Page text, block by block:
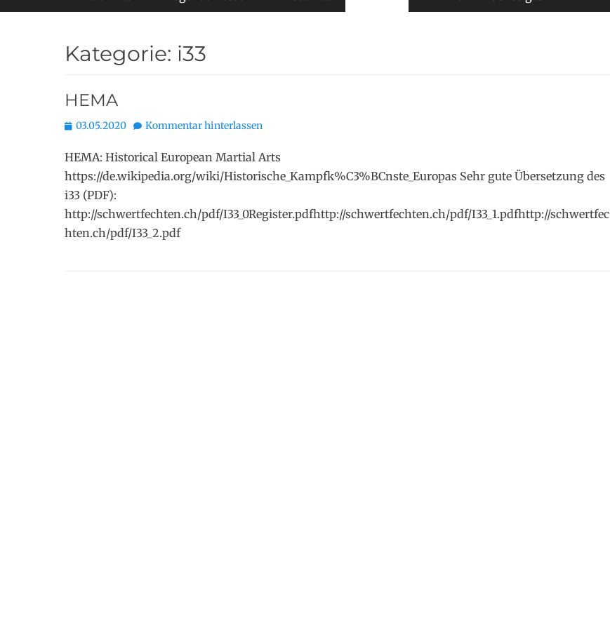
Kategorie: i33
HEMA
Posted
03.05.2020 Kommentar hinterlassen
HEMA: Historical European Martial Arts
https://de.wikipedia.org/wiki/Historische_Kampfk%C3%BCnste_Europas Sehr gute Übersetzung des
i33 (PDF):
http://schwertfechten.ch/pdf/I33_0Register.pdfhttp://schwertfechten.ch/pdf/I33_1.pdfhttp://schwertfec
hten.ch/pdf/I33_2.pdf